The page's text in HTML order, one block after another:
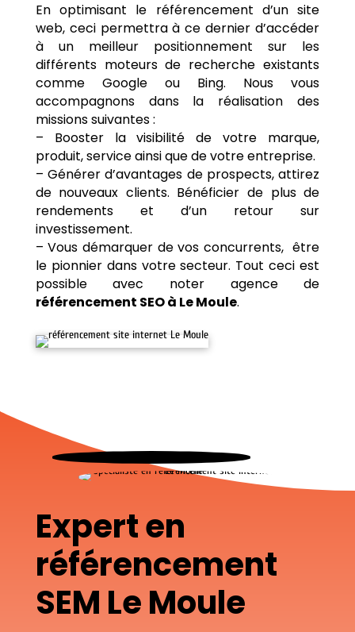
En optimisant le référencement d’un site
web, ceci permettra à ce dernier d’accéder
à un meilleur positionnement sur les
différents moteurs de recherche existants
comme Google ou Bing. Nous vous
accompagnons dans la réalisation des
missions suivantes :
– Booster la visibilité de votre marque,
produit, service ainsi que de votre entreprise.
– Générer d’avantages de prospects, attirez
de nouveaux clients. Bénéficier de plus de
rendements et d’un retour sur
investissement.
– Vous démarquer de vos concurrents, être
le pionnier dans votre secteur. Tout ceci est
possible avec noter agence de
référencement SEO à Le Moule.
Expert en
référencement
SEM Le Moule